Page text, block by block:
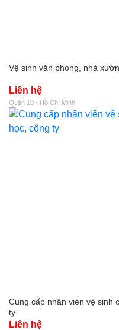
Vệ sinh văn phòng, nhà
Liên hệ
Quận 10 - Hồ Chí Minh
Cung cấp nhân viên vệ sinh
ty
Liên hệ